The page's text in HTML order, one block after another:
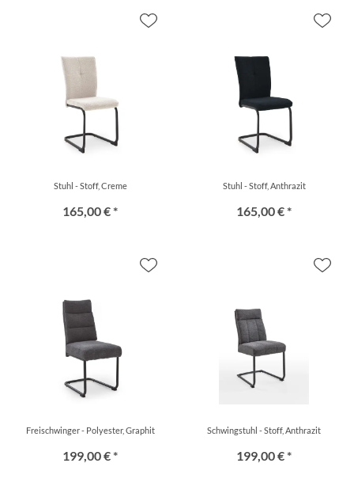
Stuhl - Stoff, Creme
165,00 € *
Stuhl - Stoff, Anthrazit
165,00 € *
Freischwinger - Polyester, Graphit
199,00 € *
Schwingstuhl - Stoff, Anthrazit
199,00 € *